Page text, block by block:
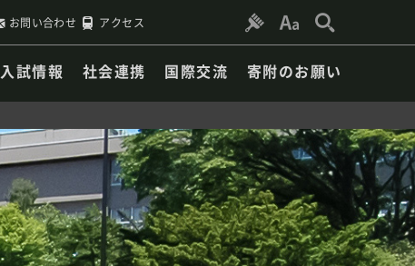
お問い合わせ アクセス
入試情報 社会連携 国際交流 寄附のお願い